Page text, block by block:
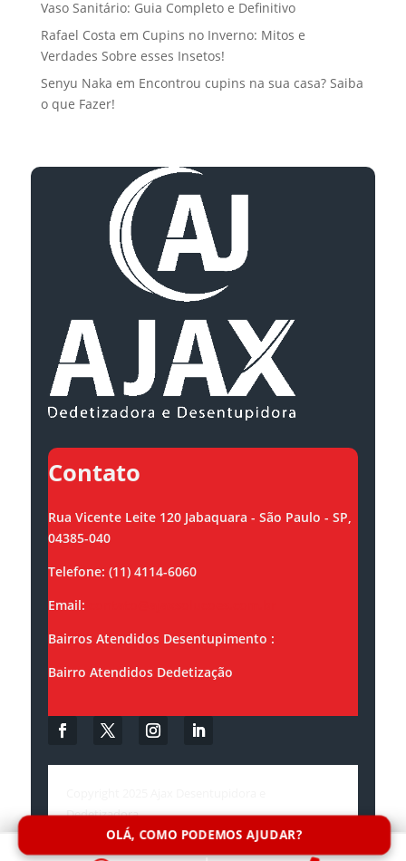
Vaso Sanitário: Guia Completo e Definitivo
Rafael Costa em Cupins no Inverno: Mitos e
Verdades Sobre esses Insetos!
Senyu Naka em Encontrou cupins na sua casa? Saiba
o que Fazer!
Contato
Rua Vicente Leite 120 Jabaquara - São Paulo - SP,
04385-040
Telefone: (11) 4114-6060
Email:
Bairros Atendidos Desentupimento :
Bairro Atendidos Dedetização
Dedetizadora.
OLÁ, COMO PODEMOS AJUDAR?